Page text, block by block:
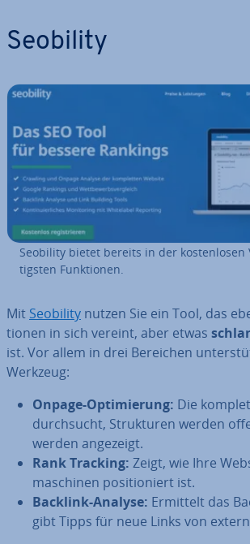
Seobility
Seobility bietet bereits in der
tigs­ten Funk­tio­nen.
Mit Seobility nutzen Sie ein Tool, das
tio­nen in sich vereint, aber etwas
ist. Vor allem in drei Bereichen
Werkzeug:
Onpage-Op­ti­mie­rung: Die
durch­sucht, Struk­tu­ren werden
werden angezeigt.
Rank Tracking: Zeigt, wie Ihre
ma­schi­nen po­si­tio­niert ist.
Backlink-Analyse: Ermittelt das
gibt Tipps für neue Links von